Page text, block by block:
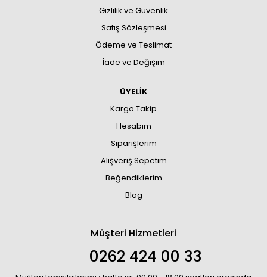
Gizlilik ve Güvenlik
Satış Sözleşmesi
Ödeme ve Teslimat
İade ve Değişim
ÜYELİK
Kargo Takip
Hesabım
Siparişlerim
Alışveriş Sepetim
Beğendiklerim
Blog
Müşteri Hizmetleri
0262 424 00 33